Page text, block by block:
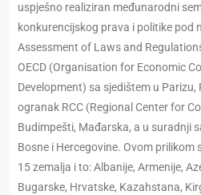
uspješno realiziran međunarodni
konkurencijskog prava i politike pod
Assessment of Laws and
OECD (Organisation for Economic
Development) sa sjedištem u
ogranak RCC (Regional Center for
Budimpešti, Mađarska, a u suradnji
Bosne i Hercegovine. Ovom
15 zemalja i to: Albanije, Armenije,
Bugarske, Hrvatske, Kazahstana,